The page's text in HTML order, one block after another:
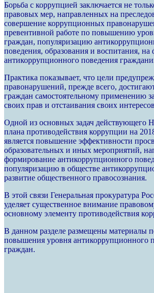
Борьба с коррупцией заключается не
правовых мер, направленных на
совершение коррупционных
превентивной работе по повышению
граждан, популяризацию
поведения, образования и воспитания,
антикоррупционного поведения
Практика показывает, что цели
правонарушений, прежде всего,
граждан самостоятельному применению
своих прав и отстаивания своих
Одной из основных задач действующего
плана противодействия коррупции на
является повышение эффективности
образовательных и иных мероприятий,
формирование антикоррупционного
популяризацию в обществе
развитие общественного правосознания.
В этой связи Генеральная прокуратура
уделяет существенное внимание
основному элементу противодействия
В данном разделе размещены материалы
повышения уровня антикоррупционного
граждан.